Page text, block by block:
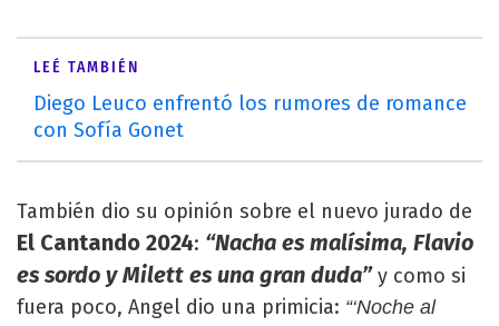
LEÉ TAMBIÉN
Diego Leuco enfrentó los rumores de romance
con Sofía Gonet
También dio su opinión sobre el nuevo jurado de
El Cantando 2024: “Nacha es malísima, Flavio
es sordo y Milett es una gran duda”y como si
fuera poco, Angel dio una primicia: “‘Noche al